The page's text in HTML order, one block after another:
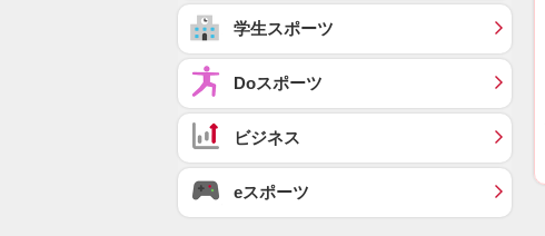
学生スポーツ
Doスポーツ
ビジネス
eスポーツ